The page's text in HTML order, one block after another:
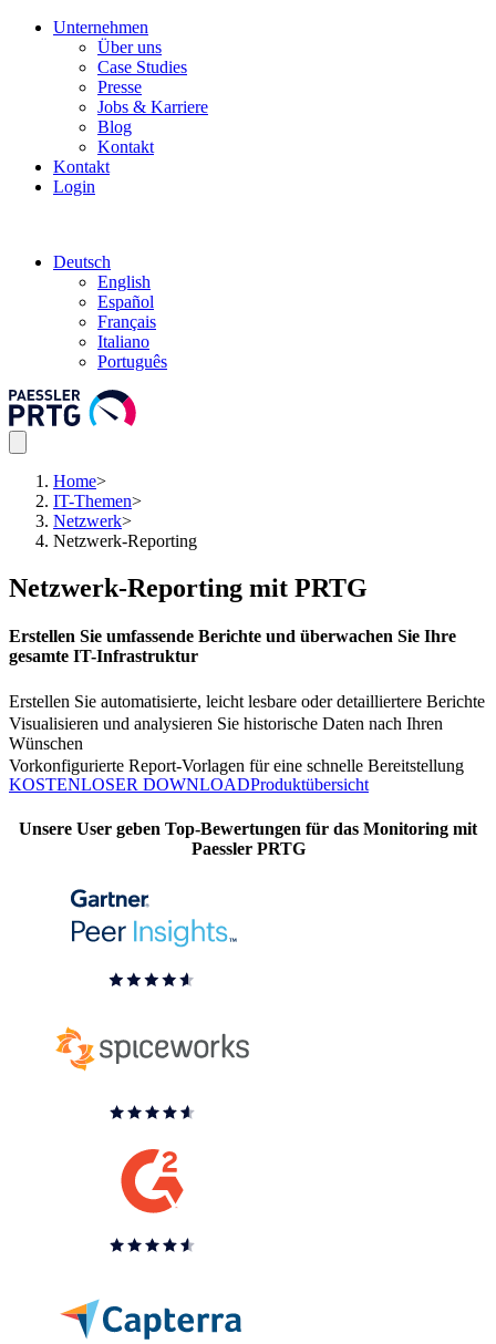
Unternehmen
Über uns
Case Studies
Presse
Jobs & Karriere
Blog
Kontakt
Kontakt
Login
Deutsch
English
Español
Français
Italiano
Português
Home>
IT-Themen>
Netzwerk>
Netzwerk-Reporting
Netzwerk-Reporting mit PRTG
Erstellen Sie umfassende Berichte und überwachen Sie Ihre
gesamte IT-Infrastruktur
Erstellen Sie automatisierte, leicht lesbare oder detailliertere Berichte
Visualisieren und analysieren Sie historische Daten nach Ihren
Wünschen
Vorkonfigurierte Report-Vorlagen für eine schnelle Bereitstellung
KOSTENLOSER DOWNLOADProduktübersicht
Unsere User geben Top-Bewertungen für das Monitoring mit
Paessler PRTG